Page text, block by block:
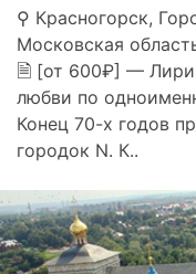
⚲ Красногорск,
Московская
🗎 [от 600₽] —
любви по
Конец 70-х годов
городок N. К..